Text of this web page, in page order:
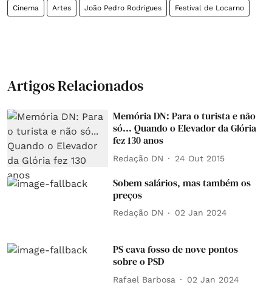
Cinema Artes João Pedro Rodrigues Festival de Locarno
Artigos Relacionados
Memória DN: Para o turista e não
só... Quando o Elevador da Glória
fez 130 anos
Redação DN 24 Out 2015
Sobem salários, mas também os
preços
Redação DN 02 Jan 2024
PS cava fosso de nove pontos
sobre o PSD
Rafael Barbosa 02 Jan 2024